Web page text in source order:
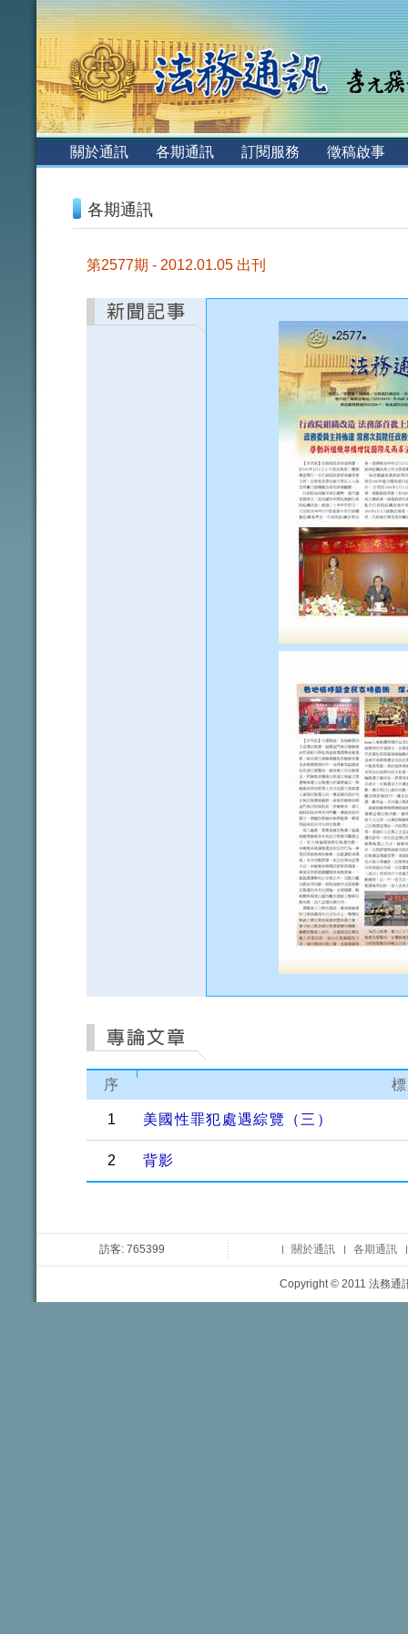
關於通訊 各期通訊 訂閱服務
徵稿啟事
各期通訊
第2577期 - 2012.01.05 出刊
序
1 美國性罪犯處遇綜覽（三）
2 背影
訪客: 765399 關於通訊 各期通訊
Copyright © 2011 法務